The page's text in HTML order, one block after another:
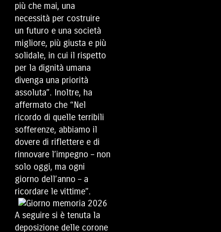
più che mai, una
necessità per costruire
un futuro e una società
migliore, più giusta e più
solidale, in cui il rispetto
per la dignità umana
divenga una priorità
assoluta”. Inoltre, ha
affermato che “Nel
ricordo di quelle terribili
sofferenze, abbiamo il
dovere di riflettere e di
rinnovare l’impegno – non
solo oggi, ma ogni
giorno dell’anno – a
ricordare le vittime”.
A seguire si è tenuta la
deposizione delle corone